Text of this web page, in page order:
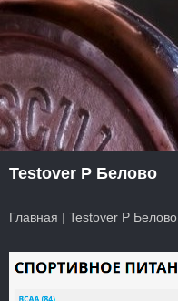
Testover P Белово
Главная | Testover P Белово